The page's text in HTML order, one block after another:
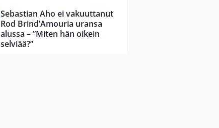
Sebastian Aho ei vakuuttanut
Rod Brind’Amouria uransa
alussa – ”Miten hän oikein
selviää?”